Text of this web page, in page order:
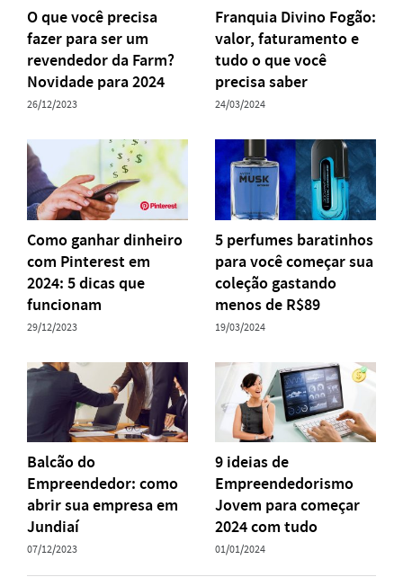
O que você precisa
fazer para ser um
revendedor da Farm?
Novidade para 2024
26/12/2023
Franquia Divino Fogão:
valor, faturamento e
tudo o que você
precisa saber
24/03/2024
Como ganhar dinheiro
com Pinterest em
2024: 5 dicas que
funcionam
29/12/2023
5 perfumes baratinhos
para você começar sua
coleção gastando
menos de R$89
19/03/2024
Balcão do
Empreendedor: como
abrir sua empresa em
Jundiaí
07/12/2023
9 ideias de
Empreendedorismo
Jovem para começar
2024 com tudo
01/01/2024